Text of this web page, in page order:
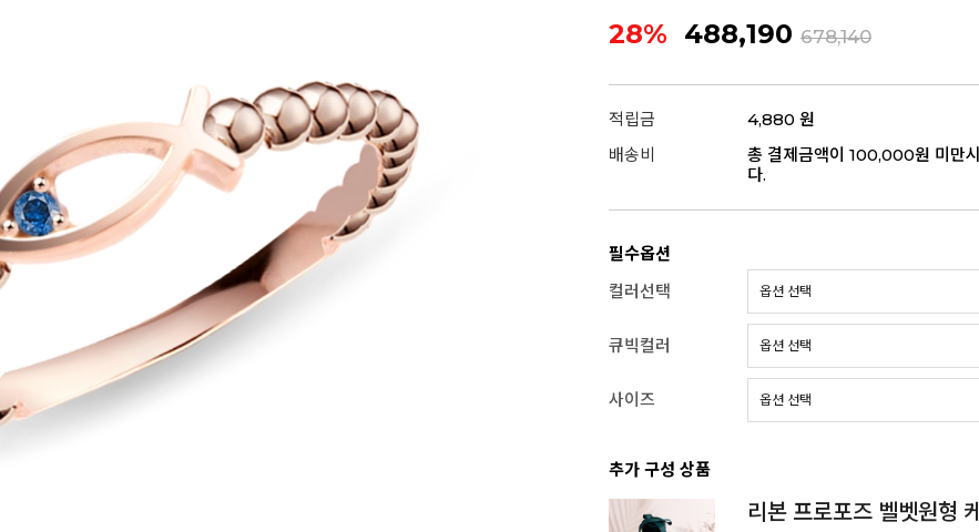
28% 488,190 678,140
적립금
4,880 원
배송비
총 결제금액이 100,000원 미만
다.
필수옵션
컬러선택
큐빅컬러
사이즈
추가 구성 상품
리본 프로포즈 벨벳원형